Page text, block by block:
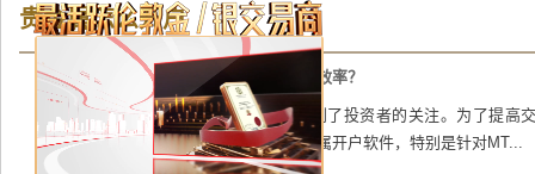
贵金属怎么开户
如何选择适合的贵金属开户软件提升交易效率？
在当今金融市场中，贵金属交易逐渐受到了投资者的关注。为了提高
要。本文将详细探讨如何选择适合的贵金属开户软件，特别是针对MT...